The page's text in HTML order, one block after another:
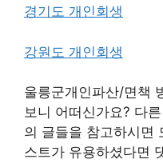
경기도 개인회생
강원도 개인회생
울릉군개인파산/면책
보니 어떠신가요? 다
의 글들을 참고하시면
스트가 유용하셨다면